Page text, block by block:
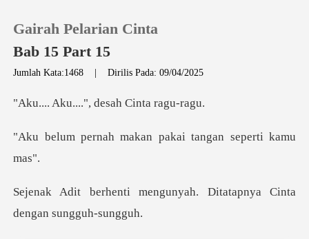
Pengisian Ulang
Keluar
Gairah Pelarian Cinta
Bab 15 Part 15
Jumlah Kata:1468 |Dirilis Pada: 09/04/2025
...", desah C
makan pakai tangan
ngunyah. Ditatapnya Cint